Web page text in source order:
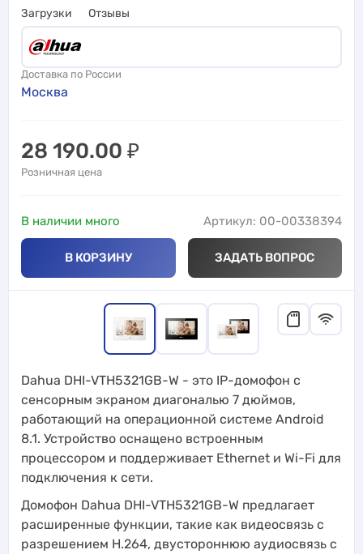
Загрузки
Отзывы
Доставка по России
Москва
28 190.00 ₽
Розничная цена
В наличии много Артикул: 00-00338394
В КОРЗИНУ ЗАДАТЬ ВОПРОС
Dahua DHI-VTH5321GB-W - это IP-домофон с
сенсорным экраном диагональю 7 дюймов,
работающий на операционной системе Android
8.1. Устройство оснащено встроенным
процессором и поддерживает Ethernet и Wi-Fi для
подключения к сети.
Домофон Dahua DHI-VTH5321GB-W предлагает
расширенные функции, такие как видеосвязь с
разрешением H.264, двустороннюю аудиосвязь с